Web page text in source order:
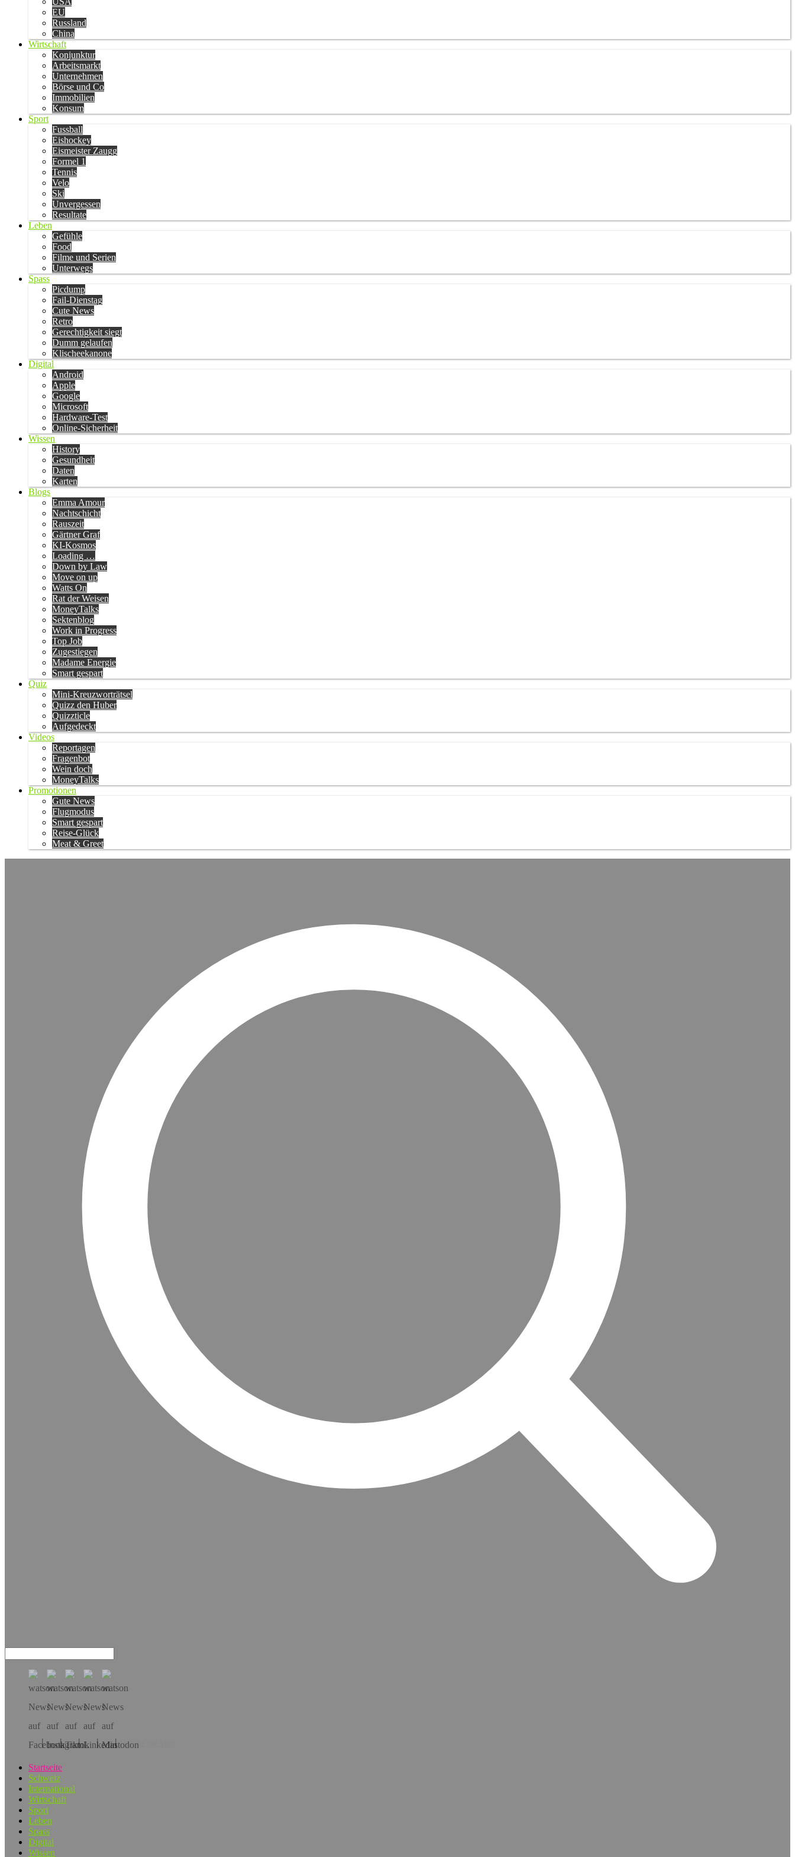
EU
Russland
China
Wirtschaft
Konjunktur
Arbeitsmarkt
Unternehmen
Börse und Co
Immobilien
Konsum
Sport
Fussball
Eishockey
Eismeister Zaugg
Formel 1
Tennis
Velo
Ski
Unvergessen
Resultate
Leben
Gefühle
Food
Filme und Serien
Unterwegs
Spass
Picdump
Fail-Dienstag
Cute News
Retro
Gerechtigkeit siegt
Dumm gelaufen
Klischeekanone
Digital
Android
Apple
Google
Microsoft
Hardware-Test
Online-Sicherheit
Wissen
History
Gesundheit
Daten
Karten
Blogs
Emma Amour
Nachtschicht
Rauszeit
Gärtner Graf
KI-Kosmos
Loading …
Down by Law
Move on up
Watts On
Rat der Weisen
MoneyTalks
Sektenblog
Work in Progress
Top Job
Zugestiegen
Madame Energie
Smart gespart
Quiz
Mini-Kreuzworträtsel
Quizz den Huber
Quizzticle
Aufgedeckt
Videos
Reportagen
Fragenbot
Wein doch
MoneyTalks
Promotionen
Gute News
Flugmodus
Smart gespart
Reise-Glück
Meat & Greet
Hol dir die App!
Startseite
Schweiz
International
Wirtschaft
Sport
Leben
Spass
Digital
Wissen